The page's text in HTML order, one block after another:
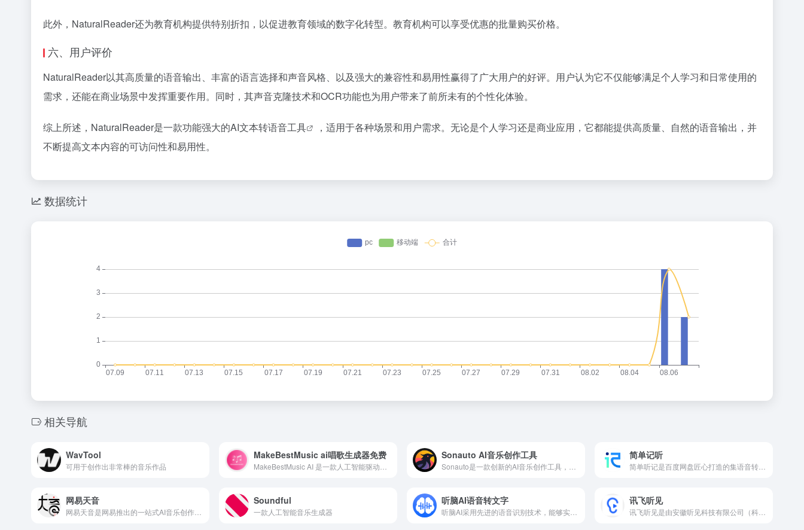
此外，NaturalReader还为教育机构提供特别折扣，以促进教育领域的数字化转型。教育机构可以享受优惠的批量购买价格。
六、用户评价
NaturalReader以其高质量的语音输出、丰富的语言选择和声音风格、以及强大的兼容性和易用性赢得了广大用户的好评。用户认为它不仅能够满足个人学习和日常使用的
需求，还能在商业场景中发挥重要作用。同时，其声音克隆技术和OCR功能也为用户带来了前所未有的个性化体验。
综上所述，NaturalReader是一款功能强大的AI文本转语音工具
，适用于各种场景和用户需求。无论是个人学习还是商业应用，它都能提供高质量、自然的语音输出，并
不断提高文本内容的可访问性和易用性。
数据统计
相关导航
WavTool
可用于创作出非常棒的音乐作品
MakeBestMusic ai唱歌生成器免费 Sonauto AI音乐创作工具 简单记听
网易天音 Soundful
一款人工智能音乐生成器
听脑AI语音转文字 讯飞听见